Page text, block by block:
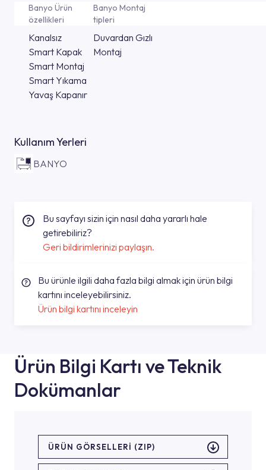
Banyo Ürün
özellikleri
Banyo Montaj
tipleri
Kanalsız
Smart Kapak
Smart Montaj
Smart Yıkama
Yavaş Kapanır
Duvardan Gızlı
Montaj
Kullanım Yerleri
BANYO
Bu sayfayı sizin için nasıl daha yararlı hale
getirebiliriz?
Geri bildirimlerinizi paylaşın.
Bu ürünle ilgili daha fazla bilgi almak için ürün bilgi
kartını inceleyebilirsiniz.
Ürün bilgi kartını inceleyin
Ürün Bilgi Kartı ve Teknik
Dokümanlar
ÜRÜN GÖRSELLERI (ZIP)